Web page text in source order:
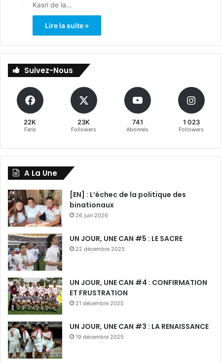
Kasri de la…
Lire la suite »
Suivez-Nous
22K
Fans
23K
Followers
741
Abonnés
1 023
Followers
A La Une
[EN] : L’échec de la politique des
binationaux
26 juin 2026
UN JOUR, UNE CAN #5 : LE SACRE
22 décembre 2025
UN JOUR, UNE CAN #4 : CONFIRMATION
ET FRUSTRATION
21 décembre 2025
UN JOUR, UNE CAN #3 : LA RENAISSANCE
19 décembre 2025